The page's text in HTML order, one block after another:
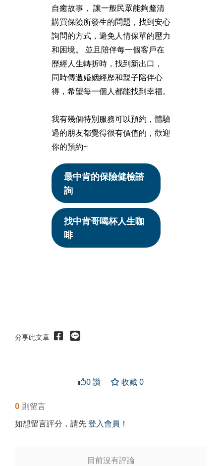
自癒故事， 讓一般民眾能夠釐清
購買保險所發生的問題，找到安心
詢問的方式，避免人情保單的壓力
和困境。 並且陪伴每一個客戶在
歷經人生轉折時，找到新出口，
同時傳遞婚姻經歷和親子陪伴心
得，希望每一個人都能找到幸福。
我有幾個特別服務可以預約，體驗
過的朋友都覺得很有價值的，歡迎
你的預約~
最中肯的保險健檢諮
詢
找中肯哥喝杯人生咖
啡
分享此文章
0 讚 收藏 0
0 則留言
如想留言評分，請先登入會員 ！
目前沒有評論